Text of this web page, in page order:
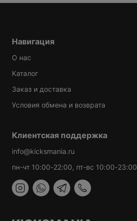
Навигация
О нас
Каталог
Заказ и доставка
Условия обмена и возврата
Клиентская поддержка
info@kicksmania.ru
пн-чт 10:00-22:00, пт-вс 10:00-23:00